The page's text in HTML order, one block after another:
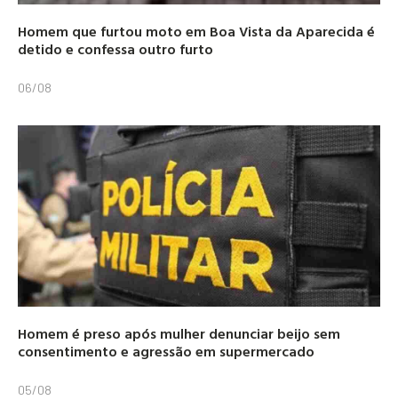
Homem que furtou moto em Boa Vista da Aparecida é
detido e confessa outro furto
06/08
Homem é preso após mulher denunciar beijo sem
consentimento e agressão em supermercado
05/08